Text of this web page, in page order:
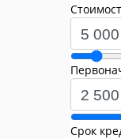
Срок